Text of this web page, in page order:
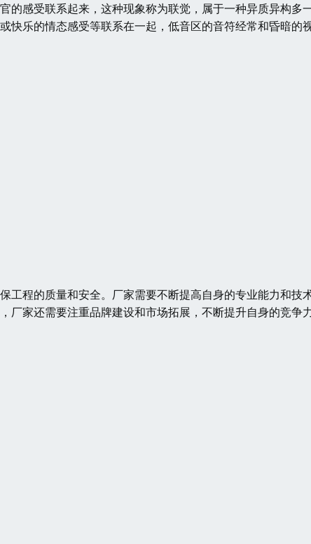
的感受联系起来，这种现象称为联觉，属于一种异质异构多
快乐的情态感受等联系在一起，低音区的音符经常和昏暗的
工程的质量和安全。厂家需要不断提高自身的专业能力和技
厂家还需要注重品牌建设和市场拓展，不断提升自身的竞争